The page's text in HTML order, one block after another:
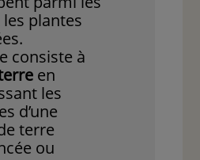
plantes
consiste à
en
les
d’une
terre
ou